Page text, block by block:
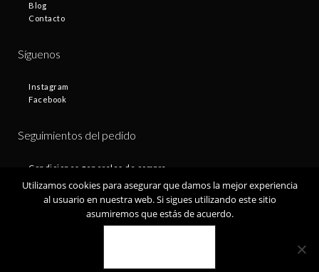
Blog
Contacto
Síguenos
Instagram
Facebook
Seguimientos del pedido
Condiciones generales de compra
Plazos de entrega
Política de privacidad
Política de cookies
Utilizamos cookies para asegurar que damos la mejor experiencia
al usuario en nuestra web. Si sigues utilizando este sitio
asumiremos que estás de acuerdo.